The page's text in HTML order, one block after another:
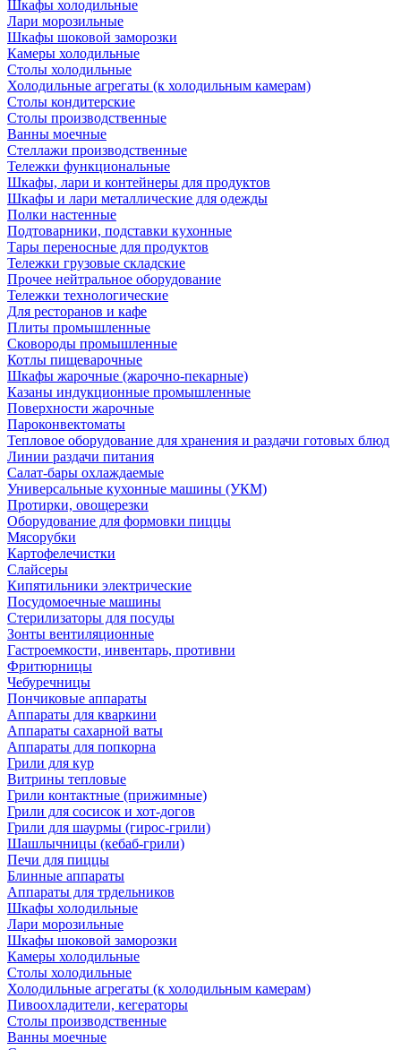
Шкафы холодильные
Лари морозильные
Шкафы шоковой заморозки
Камеры холодильные
Столы холодильные
Холодильные агрегаты (к холодильным камерам)
Столы кондитерские
Столы производственные
Ванны моечные
Стеллажи производственные
Тележки функциональные
Шкафы, лари и контейнеры для продуктов
Шкафы и лари металлические для одежды
Полки настенные
Подтоварники, подставки кухонные
Тары переносные для продуктов
Тележки грузовые складские
Прочее нейтральное оборудование
Тележки технологические
Для ресторанов и кафе
Плиты промышленные
Сковороды промышленные
Котлы пищеварочные
Шкафы жарочные (жарочно-пекарные)
Казаны индукционные промышленные
Поверхности жарочные
Пароконвектоматы
Тепловое оборудование для хранения и раздачи готовых блюд
Линии раздачи питания
Салат-бары охлаждаемые
Универсальные кухонные машины (УКМ)
Протирки, овощерезки
Оборудование для формовки пиццы
Мясорубки
Картофелечистки
Слайсеры
Кипятильники электрические
Посудомоечные машины
Стерилизаторы для посуды
Зонты вентиляционные
Гастроемкости, инвентарь, противни
Фритюрницы
Чебуречницы
Пончиковые аппараты
Аппараты для кваркини
Аппараты сахарной ваты
Аппараты для попкорна
Грили для кур
Витрины тепловые
Грили контактные (прижимные)
Грили для сосисок и хот-догов
Грили для шаурмы (гирос-грили)
Шашлычницы (кебаб-грили)
Печи для пиццы
Блинные аппараты
Аппараты для трдельников
Шкафы холодильные
Лари морозильные
Шкафы шоковой заморозки
Камеры холодильные
Столы холодильные
Холодильные агрегаты (к холодильным камерам)
Пивоохладители, кегераторы
Столы производственные
Ванны моечные